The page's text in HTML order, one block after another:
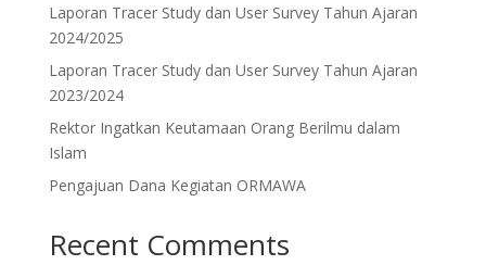
Laporan Tracer Study dan User Survey Tahun Ajaran
2024/2025
Laporan Tracer Study dan User Survey Tahun Ajaran
2023/2024
Rektor Ingatkan Keutamaan Orang Berilmu dalam
Islam
Pengajuan Dana Kegiatan ORMAWA
Recent Comments